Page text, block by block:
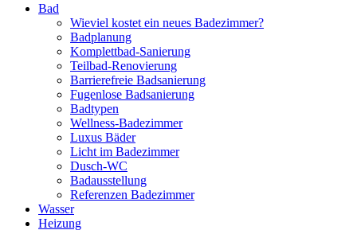
Bad
Wieviel kostet ein neues Badezimmer?
Badplanung
Komplettbad-Sanierung
Teilbad-Renovierung
Barrierefreie Badsanierung
Fugenlose Badsanierung
Badtypen
Wellness-Badezimmer
Luxus Bäder
Licht im Badezimmer
Dusch-WC
Badausstellung
Referenzen Badezimmer
Wasser
Heizung